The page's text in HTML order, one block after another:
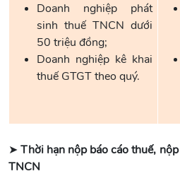
Doanh nghiệp phát
sinh thuế TNCN dưới
50 triệu đồng;
Doanh nghiệp kê khai
thuế GTGT theo quý.
➤Thời hạn nộp báo cáo thuế,
TNCN